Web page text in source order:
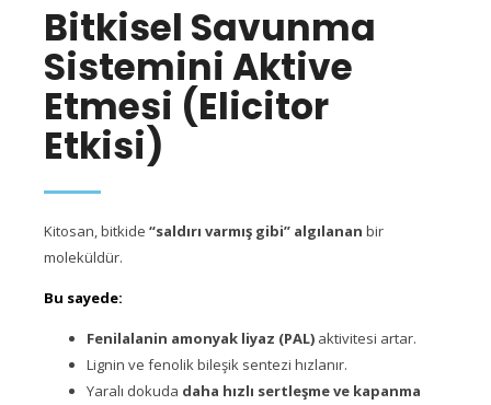
Bitkisel Savunma
Sistemini Aktive
Etmesi (Elicitor
Etkisi)
Kitosan, bitkide “saldırı varmış gibi” algılanan bir
moleküldür.
Bu sayede:
Fenilalanin amonyak liyaz (PAL) aktivitesi artar.
Lignin ve fenolik bileşik sentezi hızlanır.
Yaralı dokuda daha hızlı sertleşme ve kapanma